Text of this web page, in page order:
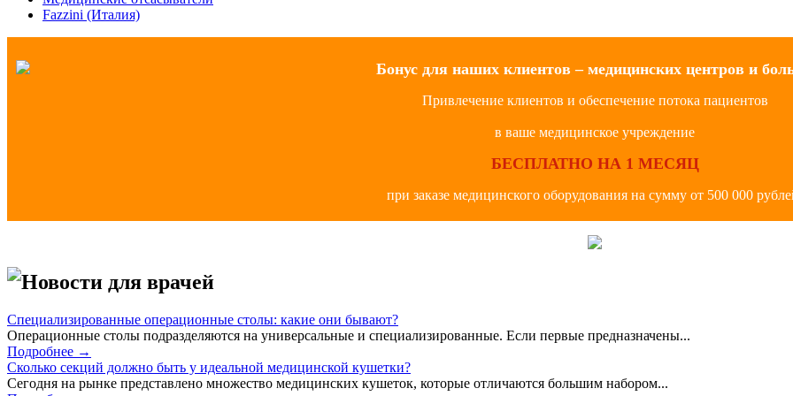
Fazzini (Италия)
Бонус для наших клиентов – медицинских центров и
Привлечение клиентов и обеспечение потока пациентов
в ваше медицинское учреждение
БЕСПЛАТНО НА 1 МЕСЯЦ
при заказе медицинского оборудования на сумму от 500 000
Новости для врачей
Специализированные операционные столы: какие они бывают?
Операционные столы подразделяются на универсальные и специализированные. Если первые предназначены...
Подробнее →
Сколько секций должно быть у идеальной медицинской кушетки?
Сегодня на рынке представлено множество медицинских кушеток, которые отличаются большим набором...